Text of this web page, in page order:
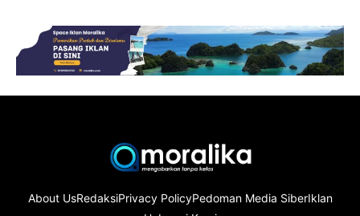
About UsRedaksiPrivacy PolicyPedoman Media SiberIklan